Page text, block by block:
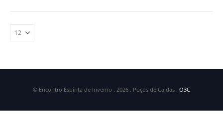
© Encontro Espírita de Inverno . 2026 . Poços de Caldas . O3C